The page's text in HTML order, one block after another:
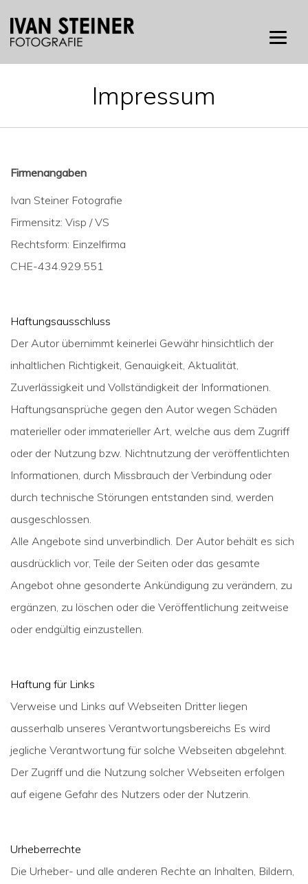
Impressum
Firmenangaben
Ivan Steiner Fotografie
Firmensitz: Visp / VS
Rechtsform: Einzelfirma
CHE-434.929.551
Haftungsausschluss
Der Autor übernimmt keinerlei Gewähr hinsichtlich der
inhaltlichen Richtigkeit, Genauigkeit, Aktualität,
Zuverlässigkeit und Vollständigkeit der Informationen.
Haftungsansprüche gegen den Autor wegen Schäden
materieller oder immaterieller Art, welche aus dem Zugriff
oder der Nutzung bzw. Nichtnutzung der veröffentlichten
Informationen, durch Missbrauch der Verbindung oder
durch technische Störungen entstanden sind, werden
ausgeschlossen.
Alle Angebote sind unverbindlich. Der Autor behält es sich
ausdrücklich vor, Teile der Seiten oder das gesamte
Angebot ohne gesonderte Ankündigung zu verändern, zu
ergänzen, zu löschen oder die Veröffentlichung zeitweise
oder endgültig einzustellen.
Haftung für Links
Verweise und Links auf Webseiten Dritter liegen
ausserhalb unseres Verantwortungsbereichs Es wird
jegliche Verantwortung für solche Webseiten abgelehnt.
Der Zugriff und die Nutzung solcher Webseiten erfolgen
auf eigene Gefahr des Nutzers oder der Nutzerin.
Urheberrechte
Die Urheber- und alle anderen Rechte an Inhalten, Bildern,